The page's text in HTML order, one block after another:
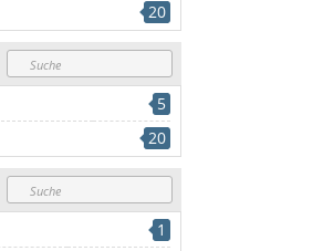
20
5
20
1